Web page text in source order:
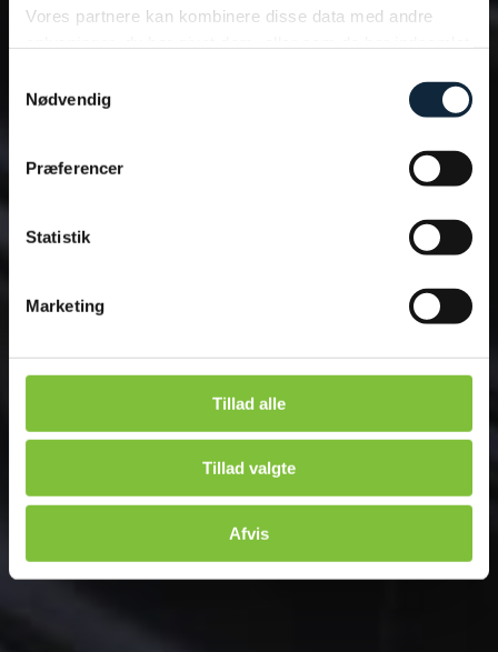
Vores partnere kan kombinere disse data med andre
Nødvendig
Præferencer
Statistik
Marketing
Tillad alle
Tillad valgte
Afvis